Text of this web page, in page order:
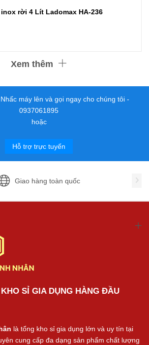
rời 4 Lít Ladomax HA-236
Xem thêm
máy lên và gọi ngay cho chúng tôi -
0937061895
hoặc
Hỗ trợ trực tuyến
Giao hàng toàn quốc
SỈ GIA DỤNG HÀNG ĐẦU
là tổng kho sỉ gia dụng lớn và uy tín tại
cung cấp đa dạng sản phẩm chất lượng